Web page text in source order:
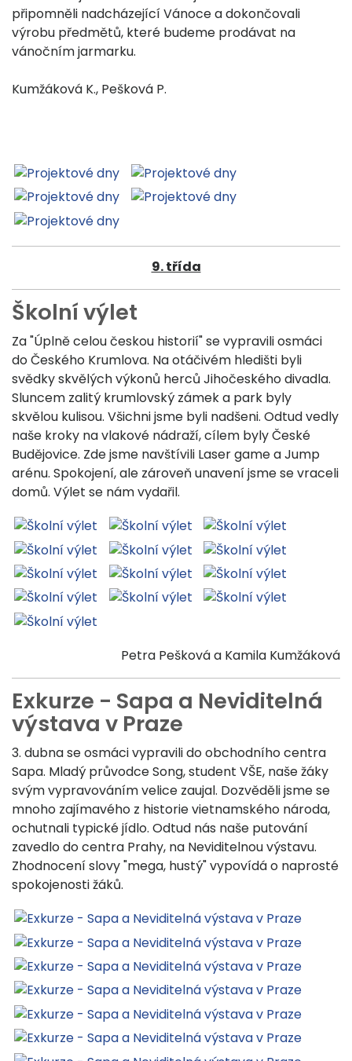
připomněli nadcházející Vánoce a dokončovali
výrobu předmětů, které budeme prodávat na
vánočním jarmarku.
Kumžáková K., Pešková P.
9. třída
Školní výlet
Za "Úplně celou českou historií" se vypravili osmáci
do Českého Krumlova. Na otáčivém hledišti byli
svědky skvělých výkonů herců Jihočeského divadla.
Sluncem zalitý krumlovský zámek a park byly
skvělou kulisou. Všichni jsme byli nadšeni. Odtud vedly
naše kroky na vlakové nádraží, cílem byly České
Budějovice. Zde jsme navštívili Laser game a Jump
arénu. Spokojení, ale zároveň unavení jsme se vraceli
domů. Výlet se nám vydařil.
Petra Pešková a Kamila Kumžáková
Exkurze - Sapa a Neviditelná
výstava v Praze
3. dubna se osmáci vypravili do obchodního centra
Sapa. Mladý průvodce Song, student VŠE, naše žáky
svým vypravováním velice zaujal. Dozvěděli jsme se
mnoho zajímavého z historie vietnamského národa,
ochutnali typické jídlo. Odtud nás naše putování
zavedlo do centra Prahy, na Neviditelnou výstavu.
Zhodnocení slovy "mega, hustý" vypovídá o naprosté
spokojenosti žáků.